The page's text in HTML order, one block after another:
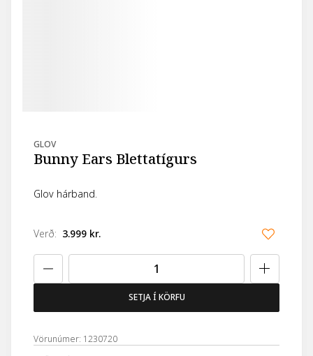
GLOV
Bunny Ears Blettatígurs
Glov hárband.
Verð: 3.999 kr.
SETJA Í KÖRFU
Vörunúmer: 1230720